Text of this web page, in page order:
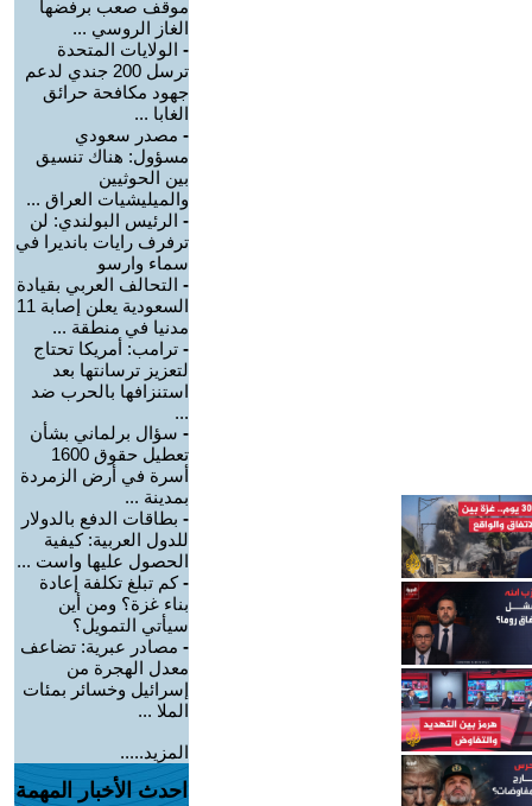
موقف صعب برفضها
الغاز الروسي ...
- الولايات المتحدة
ترسل 200 جندي لدعم
جهود مكافحة حرائق
الغابا ...
- مصدر سعودي
مسؤول: هناك تنسيق
بين الحوثيين
والميليشيات العراق ...
- الرئيس البولندي: لن
ترفرف رايات بانديرا في
سماء وارسو
- التحالف العربي بقيادة
السعودية يعلن إصابة 11
مدنيا في منطقة ...
- ترامب: أمريكا تحتاج
لتعزيز ترسانتها بعد
استنزافها بالحرب ضد
...
- سؤال برلماني بشأن
تعطيل حقوق 1600
أسرة في أرض الزمردة
بمدينة ...
- بطاقات الدفع بالدولار
للدول العربية: كيفية
الحصول عليها واست ...
-كم تبلغ تكلفة إعادة
بناء غزة؟ ومن أين
سيأتي التمويل؟
- مصادر عبرية: تضاعف
معدل الهجرة من
إسرائيل وخسائر بمئات
الملا ...
المزيد.....
احدث الأخبار المهمة